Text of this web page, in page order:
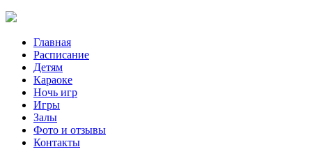
Главная
Расписание
Детям
Караоке
Ночь игр
Игры
Залы
Фото и отзывы
Контакты